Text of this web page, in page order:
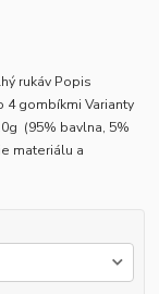
rukáv Popis
gombíkmi Varianty
(95% bavlna, 5%
materiálu a